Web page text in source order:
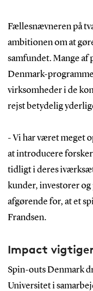
Fællesnævneren på
ambitionen om at
samfundet. Mange
Denmark-
virksomheder i de
rejst betydelig
- Vi har været meget
at introducere
tidligt i deres
kunder, investorer
afgørende for, at et
Frandsen.
Impact
Spin-outs Denmark
Universitet i